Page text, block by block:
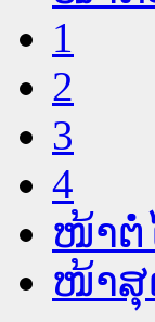
1
2
3
4
ໜ້າຕໍ່
ໜ້າສຸ